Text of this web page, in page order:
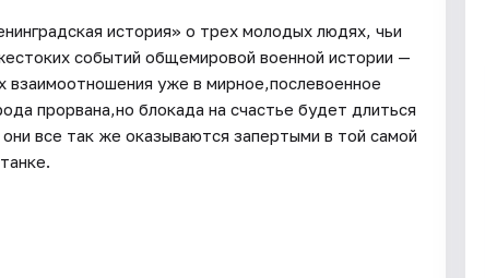
история» о трех молодых людях, чьи
событий общемировой военной истории —
взаимоотношения уже в мирное,послевоенное
прорвана,но блокада на счастье будет длиться
все так же оказываются запертыми в той самой